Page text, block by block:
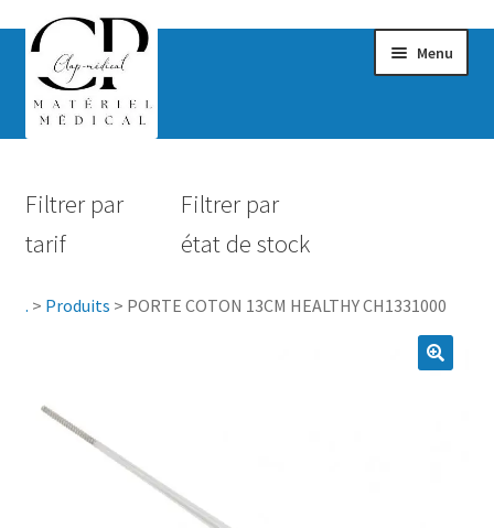
Menu
Hygiène
Accessoires Salle de bain
Vêtements & Chaussures
Filtrer par
tarif
Filtrer par
état de stock
. > Produits > PORTE COTON 13CM HEALTHY CH1331000